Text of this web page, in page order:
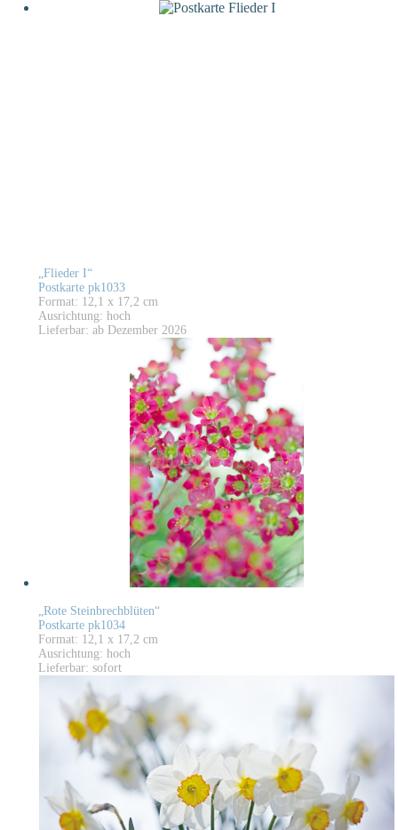
„Flieder I“
Postkarte pk1033
Format: 12,1 x 17,2 cm
Ausrichtung: hoch
Lieferbar: ab Dezember 2026
„Rote Steinbrechblüten“
Postkarte pk1034
Format: 12,1 x 17,2 cm
Ausrichtung: hoch
Lieferbar: sofort